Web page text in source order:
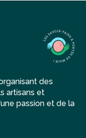
des
artisans et
passion et de la